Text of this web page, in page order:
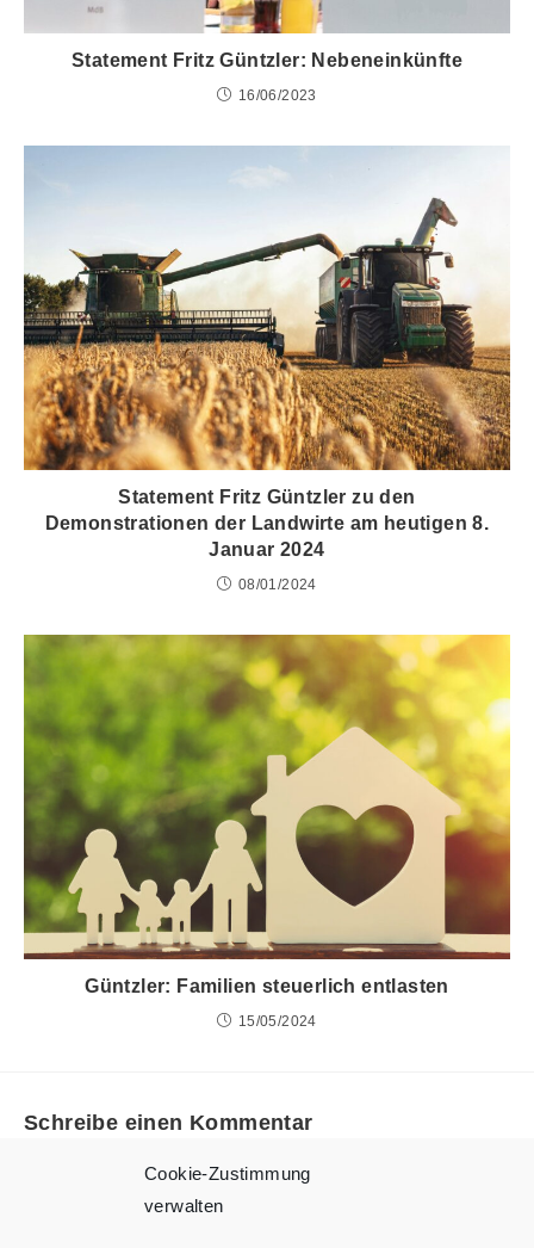
Cookie-Zustimmung
verwalten
Statement Fritz Güntzler: Nebeneinkünfte
16/06/2023
Statement Fritz Güntzler zu den
Demonstrationen der Landwirte am heutigen 8.
Januar 2024
08/01/2024
Güntzler: Familien steuerlich entlasten
15/05/2024
Schreibe einen Kommentar
angemeldetsein, um einen Kommentar abgeben